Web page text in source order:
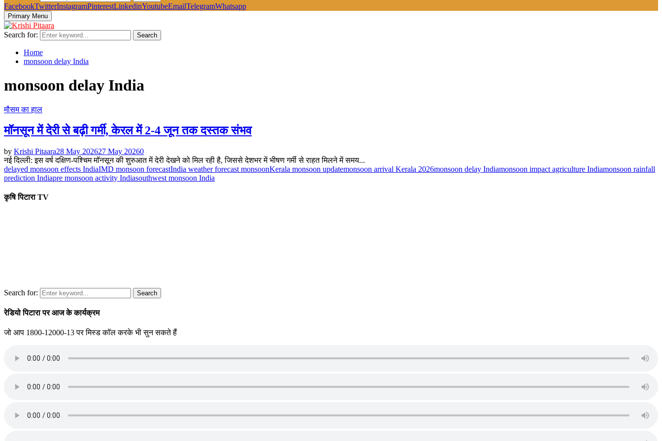
FacebookTwitterInstagramPinterestLinkedinYoutubeEmailTelegramWhatsapp
Primary Menu
Search for: Search
Home
monsoon delay India
monsoon delay India
मौसम का हाल
मॉनसून में देरी से बढ़ी गर्मी, केरल में 2-4 जून तक दस्तक संभव
by Krishi Pitaara28 May 202627 May 20260
नई दिल्ली: इस वर्ष दक्षिण-पश्चिम मॉनसून की शुरुआत में देरी देखने को मिल रही है, जिससे देशभर में भीषण गर्मी से राहत मिलने में समय...
delayed monsoon effects IndiaIMD monsoon forecastIndia weather forecast monsoonKerala monsoon updatemonsoon arrival Kerala 2026monsoon delay Indiamonsoon impact agriculture Indiamonsoon rainfall
prediction Indiapre monsoon activity Indiasouthwest monsoon India
कृषि पिटारा TV
Search for: Search
रेडियो पिटारा पर आज के कार्यक्रम
जो आप 1800-12000-13 पर मिस्ड कॉल करके भी सुन सकते हैं